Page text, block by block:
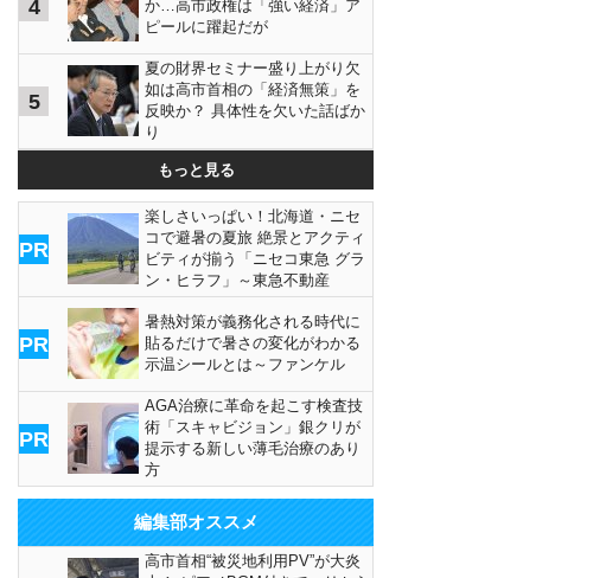
4
か…高市政権は「強い経済」ア
ピールに躍起だが
5
夏の財界セミナー盛り上がり欠
如は高市首相の「経済無策」を
反映か？ 具体性を欠いた話ばか
り
もっと見る
PR
楽しさいっぱい！北海道・ニセ
コで避暑の夏旅 絶景とアクティ
ビティが揃う「ニセコ東急 グラ
ン・ヒラフ」～東急不動産
PR
暑熱対策が義務化される時代に
貼るだけで暑さの変化がわかる
示温シールとは～ファンケル
PR
AGA治療に革命を起こす検査技
術「スキャビジョン」銀クリが
提示する新しい薄毛治療のあり
方
編集部オススメ
高市首相“被災地利用PV”が大炎